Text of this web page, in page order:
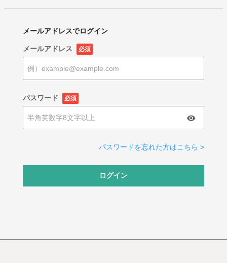
メールアドレスでログイン
メールアドレス 必須
パスワード 必須
パスワードを忘れた方はこちら >
ログイン